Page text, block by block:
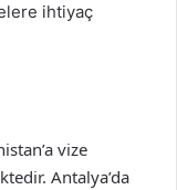
ihtiyaç
vize
Antalya’da